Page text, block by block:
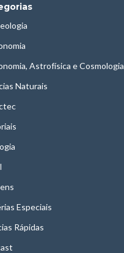
Astrofísica e Cosmologia
Naturais
Especiais
Rápidas